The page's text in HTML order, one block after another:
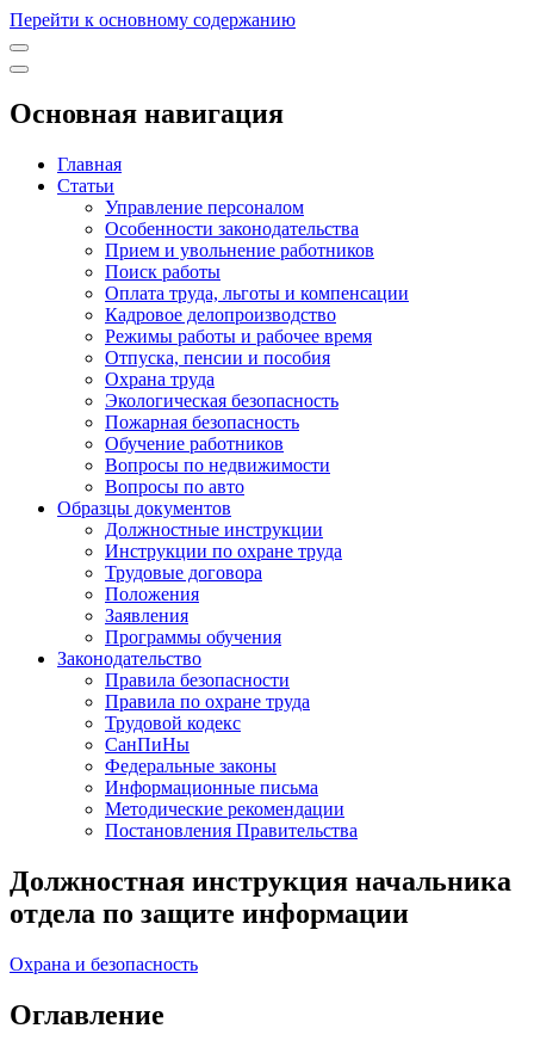
Перейти к основному содержанию
Основная навигация
Главная
Статьи
Управление персоналом
Особенности законодательства
Прием и увольнение работников
Поиск работы
Оплата труда, льготы и компенсации
Кадровое делопроизводство
Режимы работы и рабочее время
Отпуска, пенсии и пособия
Охрана труда
Экологическая безопасность
Пожарная безопасность
Обучение работников
Вопросы по недвижимости
Вопросы по авто
Образцы документов
Должностные инструкции
Инструкции по охране труда
Трудовые договора
Положения
Заявления
Программы обучения
Законодательство
Правила безопасности
Правила по охране труда
Трудовой кодекс
СанПиНы
Федеральные законы
Информационные письма
Методические рекомендации
Постановления Правительства
Должностная инструкция начальника
отдела по защите информации
Охрана и безопасность
Оглавление